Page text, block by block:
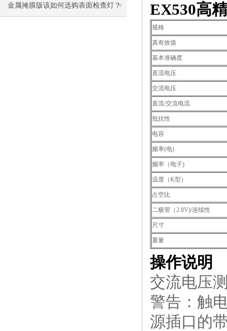
金属掩膜版该如何选购表面检查灯？
EX530高
规格
真有效值
基本准确度
直流电压
交流电压
直流/交流电流
抵抗性
电容
频率(电)
频率（电子)
温度（K型）
占空比
二极管（2.8V)/连续性
尺寸
重量
操作说明
交流电压
警告：触
源插口的